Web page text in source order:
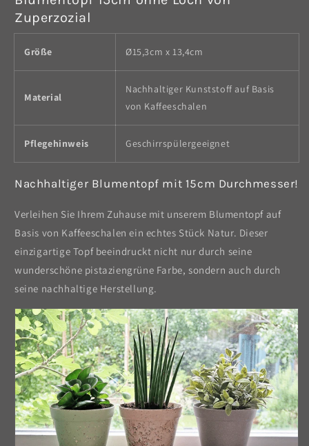
Zuperzozial
Größe Ø15,3cm x 13,4cm
Material
Nachhaltiger Kunststoff auf Basis
von Kaffeeschalen
Pflegehinweis Geschirrspülergeeignet
Nachhaltiger Blumentopf mit 15cm Durchmesser!
Verleihen Sie Ihrem Zuhause mit unserem Blumentopf auf
Basis von Kaffeeschalen ein echtes Stück Natur. Dieser
einzigartige Topf beeindruckt nicht nur durch seine
wunderschöne pistaziengrüne Farbe, sondern auch durch
seine nachhaltige Herstellung.